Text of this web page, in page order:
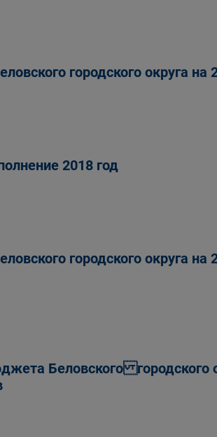
городского округа на
2018 год
городского округа на
Беловского городского